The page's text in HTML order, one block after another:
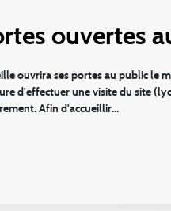
ouvertes
ouvrira ses portes au public le
d'effectuer une visite du site
Afin d'accueillir...